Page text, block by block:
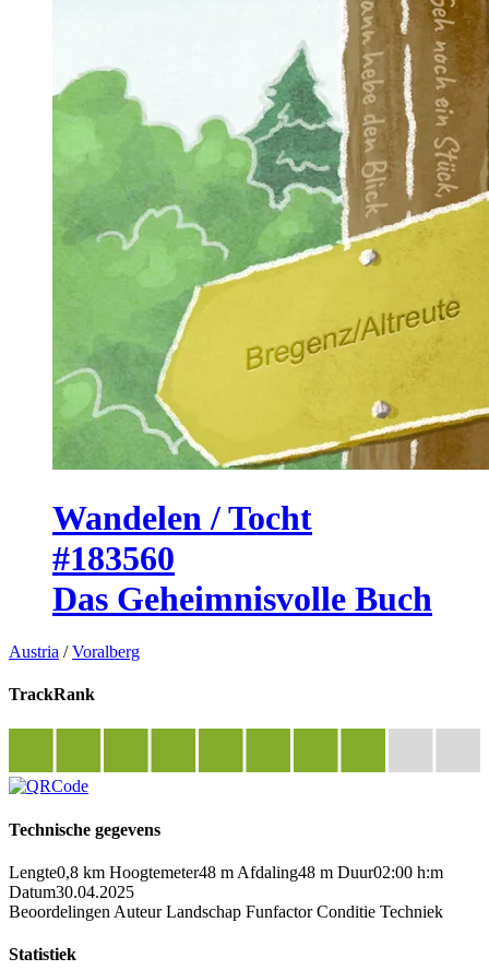
Wandelen / Tocht
#183560
Das Geheimnisvolle Buch
Austria /Voralberg
TrackRank
Technische gegevens
Lengte0,8 km Hoogtemeter48 m Afdaling48 m Duur02:00 h:m
Datum30.04.2025
Beoordelingen Auteur Landschap Funfactor Conditie Techniek
Statistiek